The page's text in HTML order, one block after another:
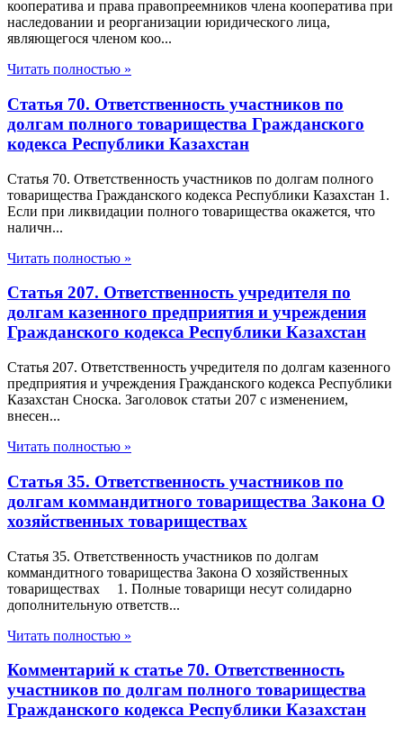
кооператива и права правопреемников члена кооператива при
наследовании и реорганизации юридического лица,
являющегося членом коо...
Читать полностью »
Статья 70. Ответственность участников по
долгам полного товарищества Гражданского
кодекса Республики Казахстан
Статья 70. Ответственность участников по долгам полного
товарищества Гражданского кодекса Республики Казахстан 1.
Если при ликвидации полного товарищества окажется, что
наличн...
Читать полностью »
Статья 207. Ответственность учредителя по
долгам казенного предприятия и учреждения
Гражданского кодекса Республики Казахстан
Статья 207. Ответственность учредителя по долгам казенного
предприятия и учреждения Гражданского кодекса Республики
Казахстан Сноска. Заголовок статьи 207 с изменением,
внесен...
Читать полностью »
Статья 35. Ответственность участников по
долгам коммандитного товарищества Закона О
хозяйственных товариществах
Статья 35. Ответственность участников по долгам
коммандитного товарищества Закона О хозяйственных
товариществах 1. Полные товарищи несут солидарно
дополнительную ответств...
Читать полностью »
Комментарий к статье 70. Ответственность
участников по долгам полного товарищества
Гражданского кодекса Республики Казахстан